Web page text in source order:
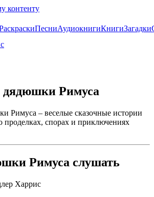
контенту
ПесниАудиокнигиКнигиЗагадки
дядюшки Римуса
Римуса – веселые сказочные истории
проделках, спорах и приключениях
Римуса слушать
Харрис